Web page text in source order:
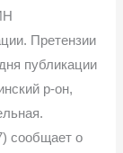
Претензии
публикации
р-он,
сообщает о